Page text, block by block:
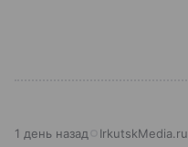
1 день назад IrkutskMedia.ru